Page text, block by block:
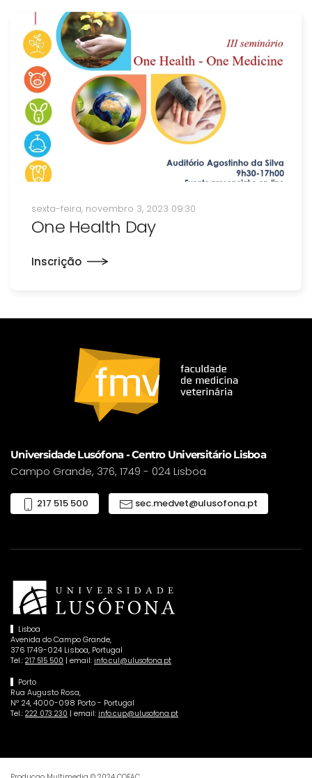
sexta-feira, novembro 3, 2023 09:30
One Health Day
Inscrição
Universidade Lusófona - Centro Universitário Lisboa
Campo Grande, 376, 1749 - 024 Lisboa
217 515 500 sec.medvet@ulusofona.pt
Lisboa
Avenida do Campo Grande,
376 1749-024 Lisboa, Portugal
Tel.: 217 515 500 | email: info.cul@ulusofona.pt
Porto
Rua Augusto Rosa,
Nº 24, 4000-098 Porto - Portugal
Tel.: 222 073 230 | email: info.cup@ulusofona.pt